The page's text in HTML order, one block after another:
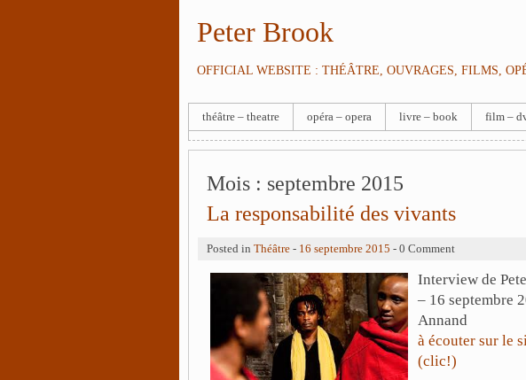
Peter Brook
OFFICIAL WEBSITE : THÉÂTRE, OUVRAGES, FILMS,
théâtre – theatre opéra – opera livre – book film –
Mois : septembre 2015
La responsabilité des vivants
Posted in Théâtre - 16 septembre 2015 - 0 Comment
Interview de
– 16 septembre
Annand
à écouter sur le
(clic!)